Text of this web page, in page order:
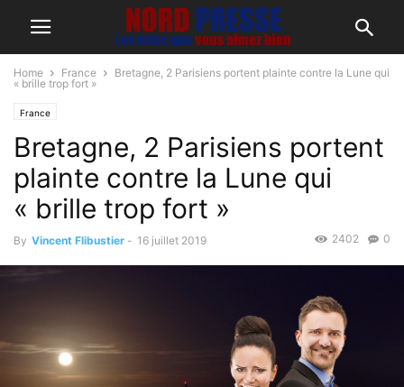
Home France
Bretagne, 2 Parisiens portent plainte contre la Lune qui
« brille trop fort »
France
Bretagne, 2 Parisiens portent
plainte contre la Lune qui
« brille trop fort »
By Vincent Flibustier - 16 juillet 2019 0
2402